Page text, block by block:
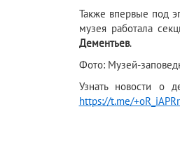
Также впервые под
музея работала
Дементьев.
Фото: Музей-
Узнать новости о
https://t.me/